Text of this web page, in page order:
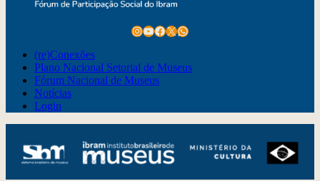
Instagram
Youtube
Facebook
X WhatsApp
(re)Conexões
Plano Nacional Setorial de Museus
Fórum Nacional de Museus
Notícias
Login